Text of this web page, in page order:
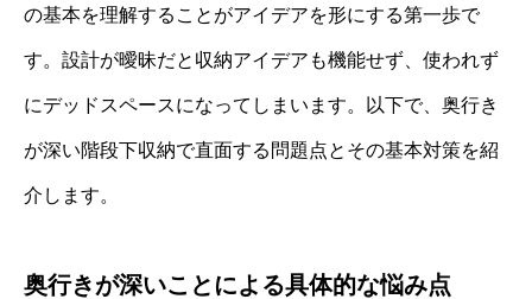
の基本を理解することがアイデアを形にする第一歩で
す。設計が曖昧だと収納アイデアも機能せず、使われず
にデッドスペースになってしまいます。以下で、奥行き
が深い階段下収納で直面する問題点とその基本対策を紹
介します。
奥行きが深いことによる具体的な悩み点